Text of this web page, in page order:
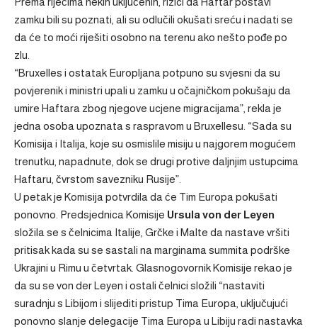
zamku bili su poznati, ali su odlučili okušati sreću i nadati se
da će to moći riješiti osobno na terenu ako nešto pođe po
zlu.
“Bruxelles i ostatak Europljana potpuno su svjesni da su
povjerenik i ministri upali u zamku u očajničkom pokušaju da
umire Haftara zbog njegove ucjene migracijama”, rekla je
jedna osoba upoznata s raspravom u Bruxellesu. “Sada su
Komisija i Italija, koje su osmislile misiju u najgorem mogućem
trenutku, napadnute, dok se drugi protive daljnjim ustupcima
Haftaru, čvrstom savezniku Rusije”.
U petak je Komisija potvrdila da će Tim Europa pokušati
ponovno. Predsjednica Komisije Ursula von der Leyen
složila se s čelnicima Italije, Grčke i Malte da nastave vršiti
pritisak kada su se sastali na marginama summita podrške
Ukrajini u Rimu u četvrtak. Glasnogovornik Komisije rekao je
da su se von der Leyen i ostali čelnici složili “nastaviti
suradnju s Libijom i slijediti pristup Tima Europa, uključujući
ponovno slanje delegacije Tima Europa u Libiju radi nastavka